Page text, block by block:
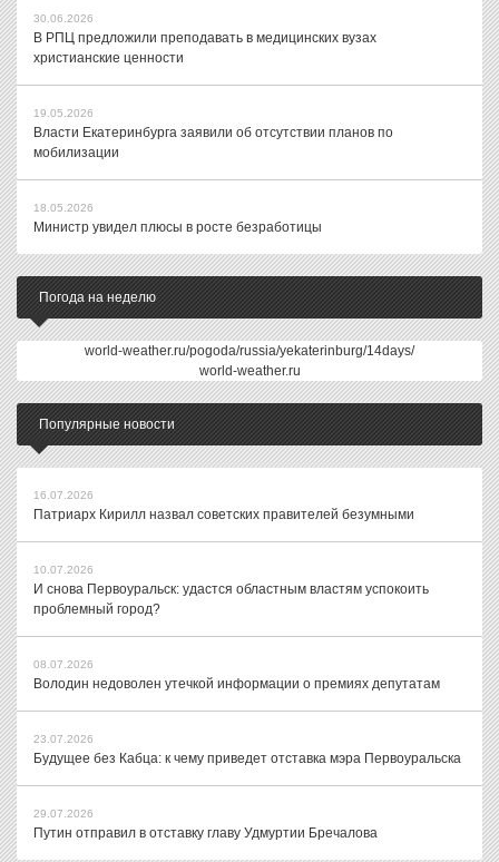
30.06.2026
В РПЦ предложили преподавать в медицинских вузах
христианские ценности
19.05.2026
Власти Екатеринбурга заявили об отсутствии планов по
мобилизации
18.05.2026
Министр увидел плюсы в росте безработицы
Погода на неделю
world-weather.ru/pogoda/russia/yekaterinburg/14days/
world-weather.ru
Популярные новости
16.07.2026
Патриарх Кирилл назвал советских правителей безумными
10.07.2026
И снова Первоуральск: удастся областным властям успокоить
проблемный город?
08.07.2026
Володин недоволен утечкой информации о премиях депутатам
23.07.2026
Будущее без Кабца: к чему приведет отставка мэра Первоуральска
29.07.2026
Путин отправил в отставку главу Удмуртии Бречалова